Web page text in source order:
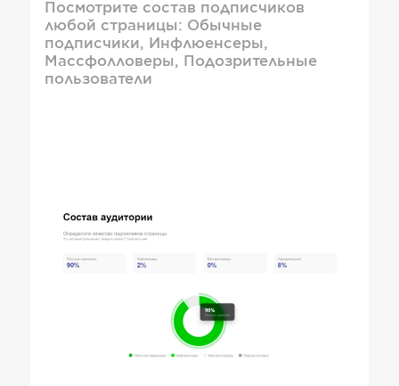
Посмотрите состав подписчиков
любой страницы: Обычные
подписчики, Инфлюенсеры,
Массфолловеры, Подозрительные
пользователи